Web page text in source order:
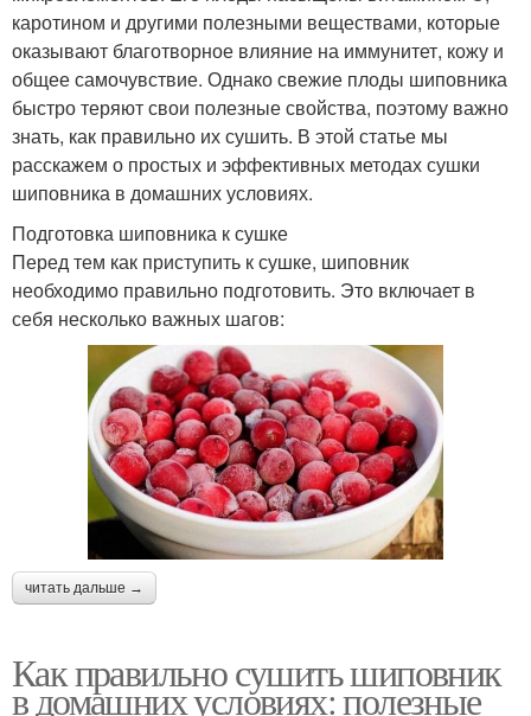
каротином и другими полезными веществами, которые
оказывают благотворное влияние на иммунитет, кожу и
общее самочувствие. Однако свежие плоды шиповника
быстро теряют свои полезные свойства, поэтому важно
знать, как правильно их сушить. В этой статье мы
расскажем о простых и эффективных методах сушки
шиповника в домашних условиях.
Подготовка шиповника к сушке
Перед тем как приступить к сушке, шиповник
необходимо правильно подготовить. Это включает в
себя несколько важных шагов:
читать дальше →
Как правильно сушить шиповник
в домашних условиях: полезные